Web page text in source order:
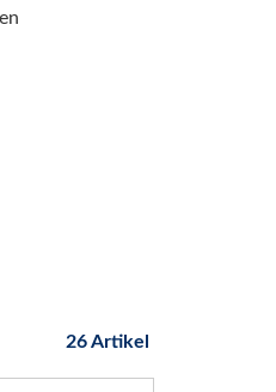
26 Artikel